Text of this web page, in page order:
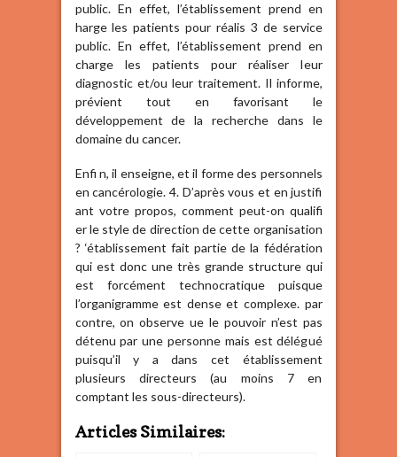
public. En effet, l’établissement prend en
harge les patients pour réalis 3 de service
public. En effet, l’établissement prend en
charge les patients pour réaliser leur
diagnostic et/ou leur traitement. Il informe,
prévient tout en favorisant le
développement de la recherche dans le
domaine du cancer.
Enfi n, il enseigne, et il forme des personnels
en cancérologie. 4. D’après vous et en justifi
ant votre propos, comment peut-on qualifi
er le style de direction de cette organisation
? ‘établissement fait partie de la fédération
qui est donc une très grande structure qui
est forcément technocratique puisque
l’organigramme est dense et complexe. par
contre, on observe ue le pouvoir n’est pas
détenu par une personne mais est délégué
puisqu’il y a dans cet établissement
plusieurs directeurs (au moins 7 en
comptant les sous-directeurs).
Articles Similaires: